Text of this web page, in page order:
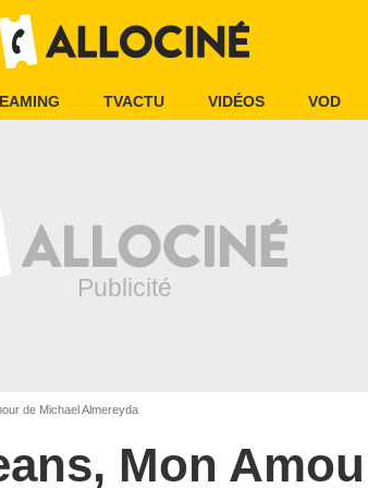
TVACTU VIDÉOS VOD
de Michael Almereyda
Mon